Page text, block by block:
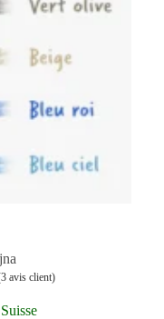
3 avis client)